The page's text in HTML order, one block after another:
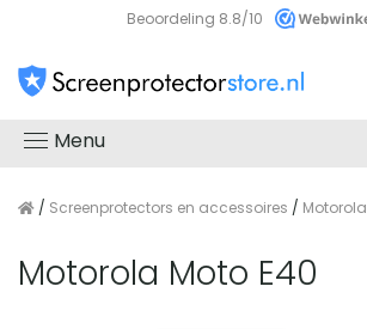
Beoordeling 8.8/10
Menu
/ Screenprotectors en accessoires / Motorola
Motorola Moto E40